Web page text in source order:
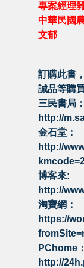
專案經理
中華民國
文郁
訂購此書
誠品等購
三民書局：
http://
金石堂：
http://
博客來:
http://
淘寶網：
https://
PChome：
http://